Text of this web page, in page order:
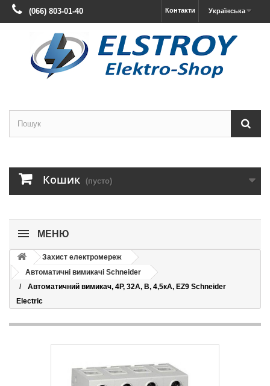
Українська
Контакти
(066) 803-01-40
Кошик (пусто)
МЕНЮ
Захист електромереж
Автоматичні вимикачі Schneider
Автоматичний вимикач, 4Р, 32А, В, 4,5кА, EZ9 Schneider
Electric